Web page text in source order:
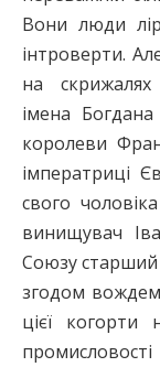
Вони люди
інтроверти.
на скрижалях
імена
королеви
імператриці
свого
винищувач
Союзу старший
згодом вождем
цієї когорти